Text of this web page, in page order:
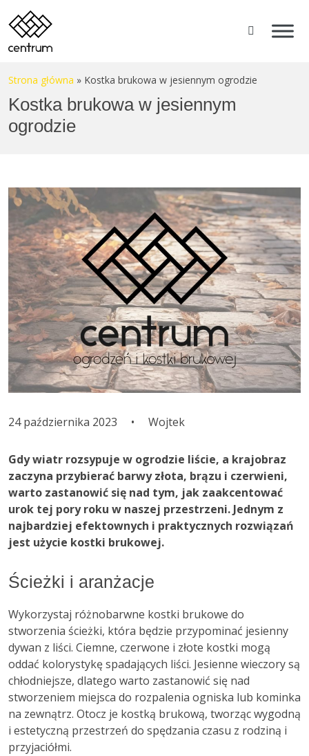
Strona główna » Kostka brukowa w jesiennym ogrodzie
Kostka brukowa w jesiennym
ogrodzie
24 października 2023 • Wojtek
Gdy wiatr rozsypuje w ogrodzie liście, a krajobraz
zaczyna przybierać barwy złota, brązu i czerwieni,
warto zastanowić się nad tym, jak zaakcentować
urok tej pory roku w naszej przestrzeni. Jednym z
najbardziej efektownych i praktycznych rozwiązań
jest użycie kostki brukowej.
Ścieżki i aranżacje
Wykorzystaj różnobarwne kostki brukowe do
stworzenia ścieżki, która będzie przypominać jesienny
dywan z liści. Ciemne, czerwone i złote kostki mogą
oddać kolorystykę spadających liści. Jesienne wieczory są
chłodniejsze, dlatego warto zastanowić się nad
stworzeniem miejsca do rozpalenia ogniska lub kominka
na zewnątrz. Otocz je kostką brukową, tworząc wygodną
i estetyczną przestrzeń do spędzania czasu z rodziną i
przyjaciółmi.